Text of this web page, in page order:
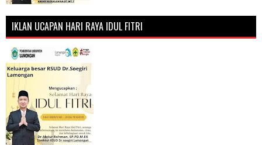
IKLAN UCAPAN HARI RAYA IDUL FITRI